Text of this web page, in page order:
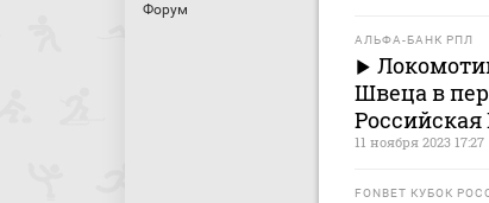
Форум
АЛЬФА-БАНК РПЛ
Швеца в
11 ноября 2023 17:27
FONBET КУБОК